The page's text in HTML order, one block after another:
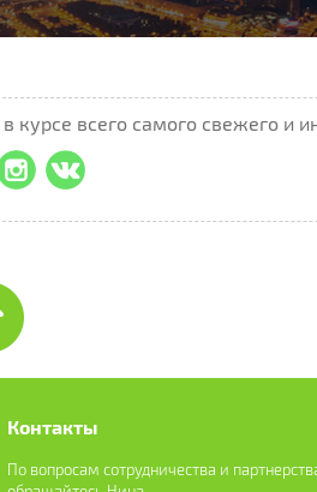
курсе всего самого свежего и
Контакты
По вопросам сотрудничества и